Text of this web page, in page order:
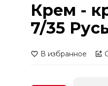
Крем -
7/35
В избранное